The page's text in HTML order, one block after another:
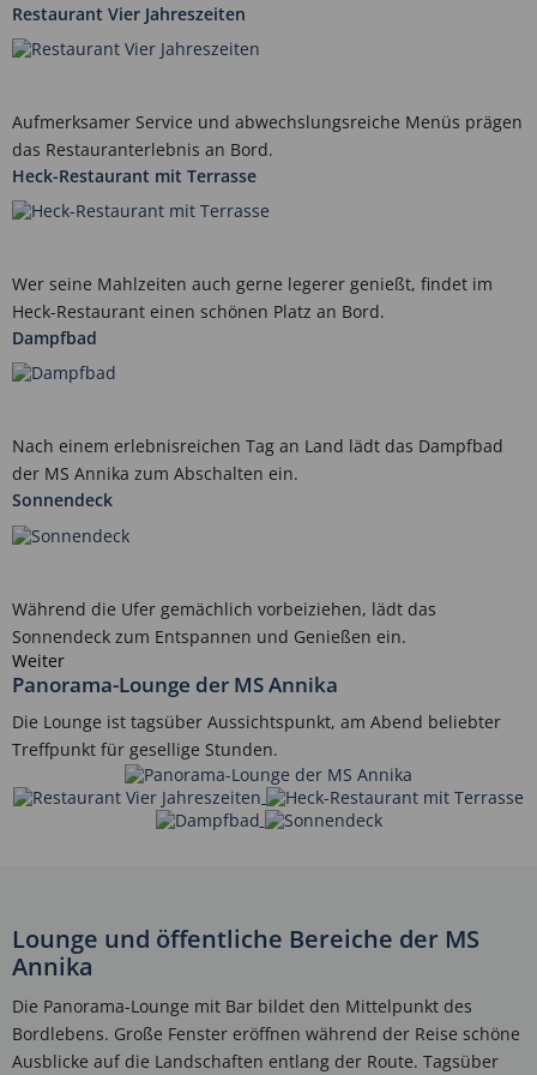
Restaurant Vier Jahreszeiten
Aufmerksamer Service und abwechslungsreiche Menüs prägen
das Restauranterlebnis an Bord.
Heck-Restaurant mit Terrasse
Wer seine Mahlzeiten auch gerne legerer genießt, findet im
Heck-Restaurant einen schönen Platz an Bord.
Dampfbad
Nach einem erlebnisreichen Tag an Land lädt das Dampfbad
der MS Annika zum Abschalten ein.
Sonnendeck
Während die Ufer gemächlich vorbeiziehen, lädt das
Sonnendeck zum Entspannen und Genießen ein.
Weiter
Panorama-Lounge der MS Annika
Die Lounge ist tagsüber Aussichtspunkt, am Abend beliebter
Treffpunkt für gesellige Stunden.
Lounge und öffentliche Bereiche der MS
Annika
Die Panorama-Lounge mit Bar bildet den Mittelpunkt des
Bordlebens. Große Fenster eröffnen während der Reise schöne
Ausblicke auf die Landschaften entlang der Route. Tagsüber